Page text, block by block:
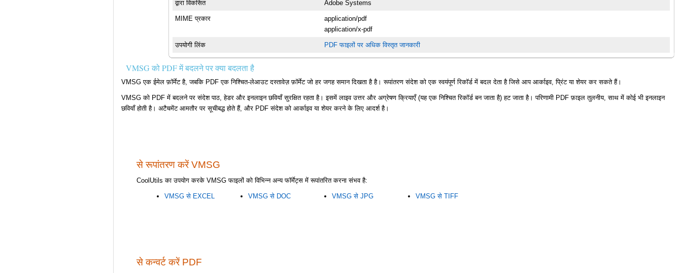
द्वारा विकसित Adobe Systems
MIME प्रकार
application/pdf
application/x-pdf
उपयोगी लिंक PDF फाइलों पर अधिक विस्तृत जानकारी
VMSG को PDF में बदलने पर क्या बदलता है
VMSG एक ईमेल फ़ॉर्मेट है, जबकि PDF एक निश्चित-लेआउट दस्तावेज़ फ़ॉर्मेट जो हर जगह समान दिखता है है। रूपांतरण संदेश को एक स्वयंपूर्ण रिकॉर्ड में बदल देता है जिसे आप आर्काइव, प्रिंट या शेयर कर सकते हैं।
VMSG को PDF में बदलने पर संदेश पाठ, हेडर और इनलाइन छवियाँ सुरक्षित रहता है। इसमें लाइव उत्तर और अग्रेषण क्रियाएँ (यह एक निश्चित रिकॉर्ड बन जाता है) हट जाता है। परिणामी PDF फ़ाइल तुलनीय, साथ में कोई भी इनलाइन
छवियाँ होती है। अटैचमेंट आमतौर पर सूचीबद्ध होते हैं, और PDF संदेश को आर्काइव या शेयर करने के लिए आदर्श है।
से रूपांतरण करें VMSG
CoolUtils का उपयोग करके VMSG फाइलों को विभिन्न अन्य फॉर्मेट्स में रूपांतरित करना संभव है:
VMSG से EXCEL VMSG से DOC VMSG से JPG VMSG से TIFF
से कन्वर्ट करें PDF